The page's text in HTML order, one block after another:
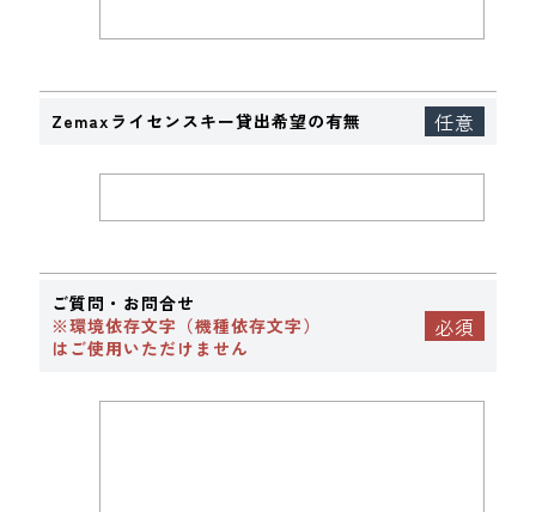
Zemaxライセンスキー貸出希望の有無
ご質問・お問合せ
※環境依存文字（機種依存文字）
はご使用いただけません